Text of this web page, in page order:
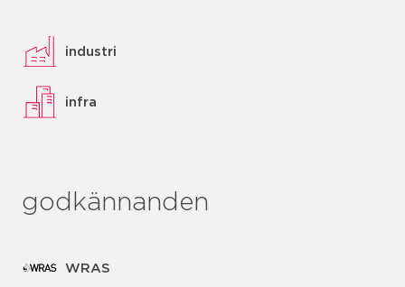
industri
infra
godkännanden
WRAS